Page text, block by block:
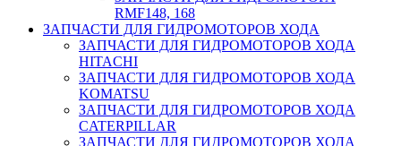
RMF148, 168
ЗАПЧАСТИ ДЛЯ ГИДРОМОТОРОВ ХОДА
ЗАПЧАСТИ ДЛЯ ГИДРОМОТОРОВ ХОДА
HITACHI
ЗАПЧАСТИ ДЛЯ ГИДРОМОТОРОВ ХОДА
KOMATSU
ЗАПЧАСТИ ДЛЯ ГИДРОМОТОРОВ ХОДА
CATERPILLAR
ЗАПЧАСТИ ДЛЯ ГИДРОМОТОРОВ ХОДА